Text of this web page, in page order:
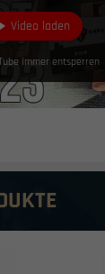
Video laden
immer entsperren